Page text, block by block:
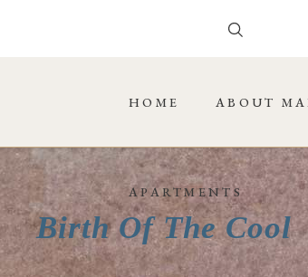
HOME ABOUT
APARTMENTS
Birth Of The Cool